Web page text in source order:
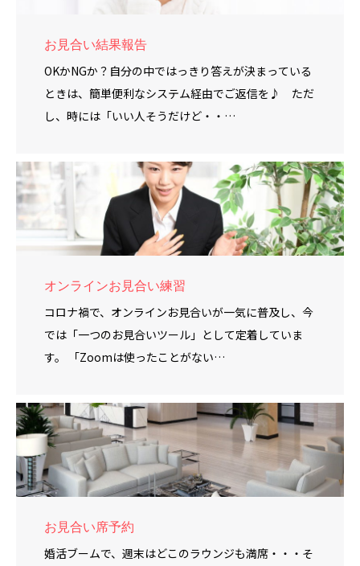
お見合い結果報告
OKかNGか？自分の中ではっきり答えが決まっている
ときは、簡単便利なシステム経由でご返信を♪ ただ
し、時には「いい人そうだけど・・…
オンラインお見合い練習
コロナ禍で、オンラインお見合いが一気に普及し、今
では「一つのお見合いツール」として定着していま
す。 「Zoomは使ったことがない…
お見合い席予約
婚活ブームで、週末はどこのラウンジも満席・・・そ